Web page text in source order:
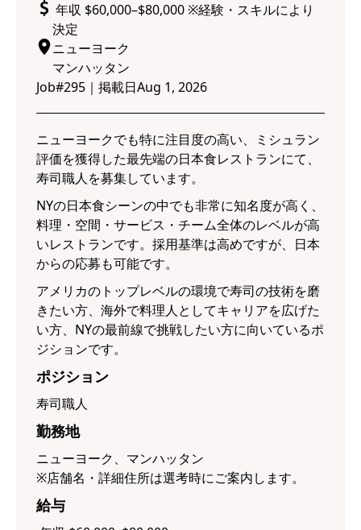
年収 $60,000–$80,000 ※経験・スキルにより
決定
ニューヨーク
マンハッタン
Job#295 ｜ 掲載日Aug 1, 2026
ニューヨークでも特に注目度の高い、ミシュラン
評価を獲得した最先端の日本食レストランにて、
寿司職人を募集しています。
NYの日本食シーンの中でも非常に知名度が高く、
料理・空間・サービス・チーム全体のレベルが高
いレストランです。採用基準は高めですが、日本
からの応募も可能です。
アメリカのトップレベルの環境で寿司の技術を磨
きたい方、海外で料理人としてキャリアを広げた
い方、NYの最前線で挑戦したい方に向いているポ
ジションです。
ポジション
寿司職人
勤務地
ニューヨーク、マンハッタン
※店舗名・詳細住所は選考時にご案内します。
給与